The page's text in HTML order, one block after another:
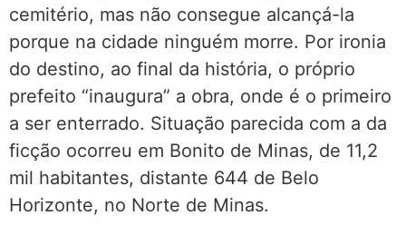
cemitério, mas não consegue alcançá-la
porque na cidade ninguém morre. Por ironia
do destino, ao final da história, o próprio
prefeito “inaugura” a obra, onde é o primeiro
a ser enterrado. Situação parecida com a da
ficção ocorreu em Bonito de Minas, de 11,2
mil habitantes, distante 644 de Belo
Horizonte, no Norte de Minas.